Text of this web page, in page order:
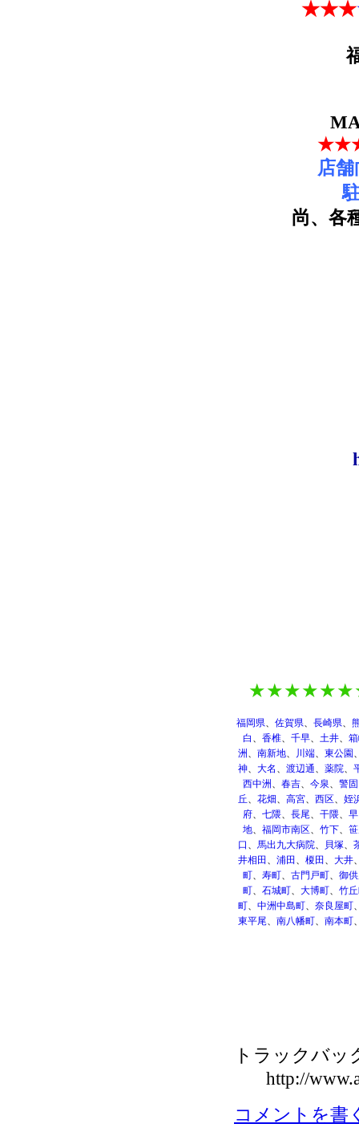
★★★
店
尚、各
★★★★★★
福岡県、 佐賀県、 長崎県、
白 、 香椎、 千早、 土井、
洲 、 南新地、 川端、 東公園
神、 大名 、 渡辺通、 薬院、
西中洲 、 春吉、 今泉、 警固
丘、 花畑 、 高宮、 西区、 姪
府、 七隈、 長尾、 干隈、
地、 福岡市南区、 竹下、
口 、 馬出九大病院、 貝塚、
井相田 、 浦田 、 榎田 、 大井
町、 寿町、 古門戸町、 御
町、 石城町、 大博町、 竹
町、 中洲中島町、 奈良屋町
東平尾、 南八幡町、 南本町
トラックバッ
http://
コメントを書